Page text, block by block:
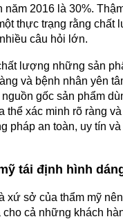
năm 2016 là 30%.
thực trạng rằng
câu hỏi lớn.
lượng những sản
và bệnh nhân yên
gốc sản phẩm
xác minh rõ ràng
pháp an toàn, uy tín
tái định hình
xứ sở của thẩm mỹ
cả những khách